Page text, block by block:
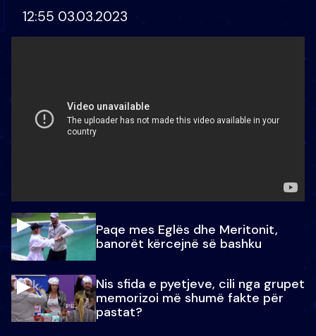
12:55 03.03.2023
Paqe mes Eglës dhe Meritonit,
banorët kërcejnë së bashku
Nis sfida e pyetjeve, cili nga grupet
memorizoi më shumë fakte për
pastat?